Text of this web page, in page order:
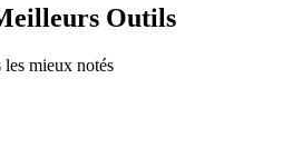
Outils
les mieux notés